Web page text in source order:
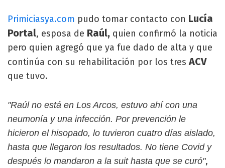
Primiciasya.com pudo tomar contacto con Lucía
Portal, esposa de Raúl, quien confirmó la noticia
pero quien agregó que ya fue dado de alta y que
continúa con su rehabilitación por los tresACV
que tuvo.
"Raúl no está en Los Arcos, estuvo ahí con una
neumonía y una infección. Por prevención le
hicieron el hisopado, lo tuvieron cuatro días aislado,
hasta que llegaron los resultados. No tiene Covid y
después lo mandaron a la suit hasta que se curó",